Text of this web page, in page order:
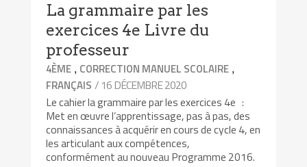
La grammaire par les
exercices 4e Livre du
professeur
4ÈME , CORRECTION MANUEL SCOLAIRE ,
FRANÇAIS / 16 DÉCEMBRE 2020
Le cahier la grammaire par les exercices 4e :
Met en œuvre l’apprentissage, pas à pas, des
connaissances à acquérir en cours de cycle 4, en
les articulant aux compétences,
conformément au nouveau Programme 2016.